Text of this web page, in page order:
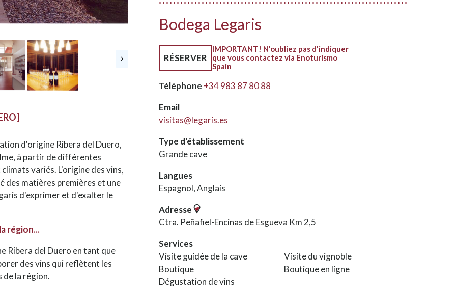
d'origine Ribera del Duero,
à partir de différentes
variés. L'origine des vins,
des matières premières et une
d'exprimer et d'exalter le
région...
Ribera del Duero en tant que
des vins qui reflètent les
la région.
Bodega Legaris
RÉSERVER
IMPORTANT! N'oubliez pas d'indiquer
que vous contactez via Enoturismo
Spain
Téléphone +34 983 87 80 88
Email
visitas@legaris.es
Type d'établissement
Grande cave
Langues
Espagnol, Anglais
Adresse
Ctra. Peñafiel-Encinas de Esgueva Km 2,5
Services
Visite guidée de la cave
Visite du vignoble
Boutique
Boutique en ligne
Dégustation de vins